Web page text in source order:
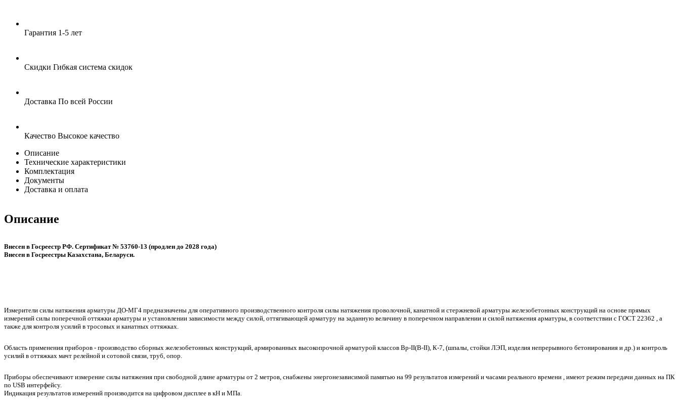
Гарантия 1-5 лет
Скидки Гибкая система скидок
Доставка По всей России
Качество Высокое качество
Описание
Технические характеристики
Комплектация
Документы
Доставка и оплата
Описание
Внесен в Госреестр РФ. Сертификат № 53760-13 (продлен до 2028 года)
Внесен в Госреестры Казахстана, Беларуси.
Измерители силы натяжения арматуры ДО-МГ4 предназначены для оперативного производственного контроля силы натяжения проволочной, канатной и стержневой арматуры железобетонных конструкций на основе прямых
измерений силы поперечной оттяжки арматуры и установлении зависимости между силой, оттягивающей арматуру на заданную величину в поперечном направлении и силой натяжения арматуры, в соответствии с ГОСТ 22362 , а
также для контроля усилий в тросовых и канатных оттяжках.
Область применения приборов - производство сборных железобетонных конструкций, армированных высокопрочной арматурой классов Вр-II(В-II), К-7, (шпалы, стойки ЛЭП, изделия непрерывного бетонирования и др.) и контроль
усилий в оттяжках мачт релейной и сотовой связи, труб, опор.
Приборы обеспечивают измерение силы натяжения при свободной длине арматуры от 2 метров, снабжены энергонезависимой памятью на 99 результатов измерений и часами реального времени , имеют режим передачи данных на ПК
по USB интерфейсу.
Индикация результатов измерений производится на цифровом дисплее в кН и МПа.